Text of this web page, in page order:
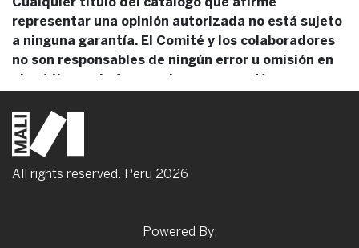
representar una opinión autorizada no está sujeto
a ninguna garantía. El Comité y los colaboradores
no son responsables de ningún error u omisión en
el catálogo, ni ofrecen ninguna garantía expresa o
en venta. 2. Los lotes se subastarán en el estado
que se encuentren, no aceptando El Comité ningún
reclamo sobre las restauraciones, desperfectos,
roturas, etc., aunque no se hayan hecho constar en
están basadas en las opiniones de expertos, las
All rights reserved. Peru 2026
Powered By: